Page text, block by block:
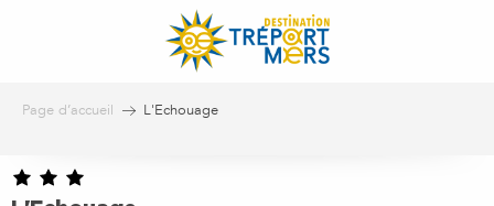
Page d’accueil L'Echouage